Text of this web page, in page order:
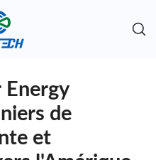
Energy
de
et